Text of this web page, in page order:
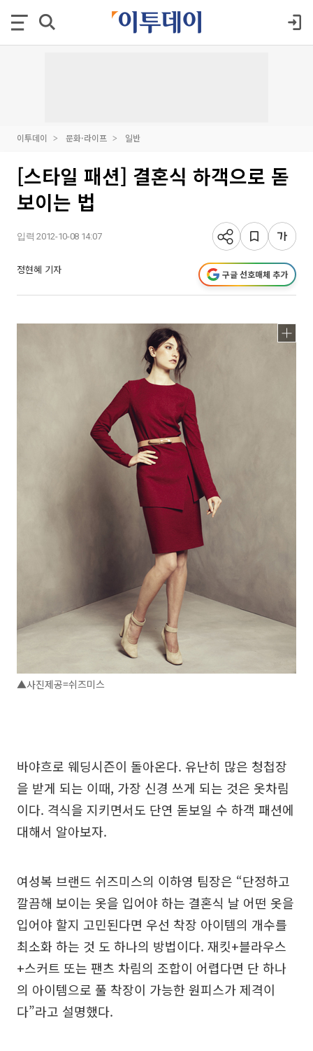
이투데이 문화·라이프 일반
[스타일 패션] 결혼식 하객으로 돋
보이는 법
입력 2012-10-08 14:07
정현혜 기자 구글 선호매체 추가
▲사진제공=쉬즈미스
바야흐로 웨딩시즌이 돌아온다. 유난히 많은 청첩장
을 받게 되는 이때, 가장 신경 쓰게 되는 것은 옷차림
이다. 격식을 지키면서도 단연 돋보일 수 하객 패션에
대해서 알아보자.
여성복 브랜드 쉬즈미스의 이하영 팀장은 “단정하고
깔끔해 보이는 옷을 입어야 하는 결혼식 날 어떤 옷을
입어야 할지 고민된다면 우선 착장 아이템의 개수를
최소화 하는 것 도 하나의 방법이다. 재킷+블라우스
+스커트 또는 팬츠 차림의 조합이 어렵다면 단 하나
의 아이템으로 풀 착장이 가능한 원피스가 제격이
다”라고 설명했다.